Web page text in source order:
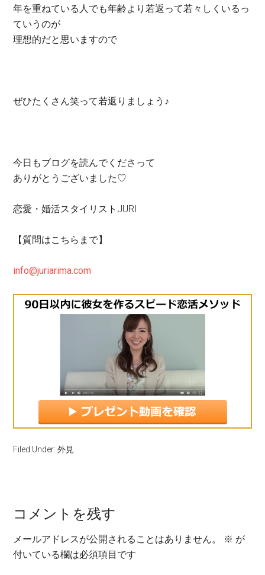
年を重ねている人でも年齢より若返って若々しくいるっ
ていうのが
理想的だと思いますので
ぜひたくさん笑って若返りましょう♪
今日もブログを読んでくださって
ありがとうございました♡
恋愛・婚活スタイリストJURI
【質問はこちらまで】
info@juriarima.com
Filed Under:外見
コメントを残す
メールアドレスが公開されることはありません。 ※ が
付いている欄は必須項目です